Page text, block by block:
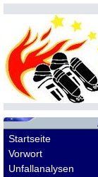
Startseite
Vorwort
Unfallanalysen